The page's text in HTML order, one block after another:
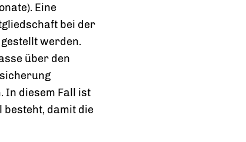
Eine
bei der
werden.
über den
In diesem Fall ist
damit die